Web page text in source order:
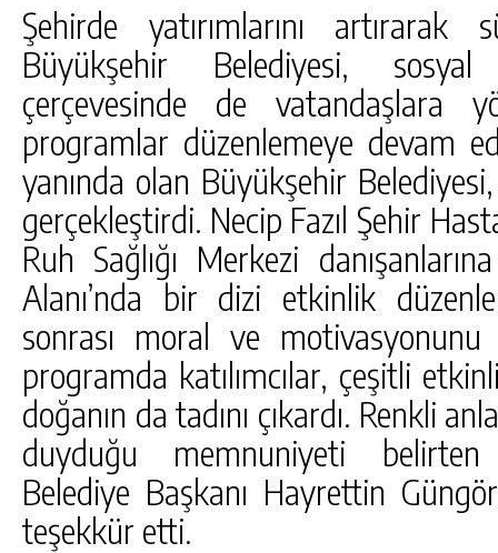
Şehirde yatırımlarını artırarak
Büyükşehir Belediyesi,
çerçevesinde de vatandaşlara
programlar düzenlemeye devam
yanında olan Büyükşehir
gerçekleştirdi. Necip Fazıl Şehir
Ruh Sağlığı Merkezi
Alanı’nda bir dizi etkinlik
sonrası moral ve
programda katılımcılar, çeşitli
doğanın da tadını çıkardı. Renkli
duyduğu memnuniyeti belirten
Belediye Başkanı Hayrettin
teşekkür etti.
GÜNLÜK HABER AKIŞI
GÖKSUN HAFIZLIK KIZ KUR’AN KURSU
ÖĞRENCILERINE DARENDE GEZISI.